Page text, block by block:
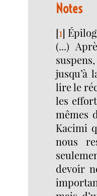
Notes
[1]
(...)
jusqu’à
lire le
les
mêmes
Kacimi
nous
devoir